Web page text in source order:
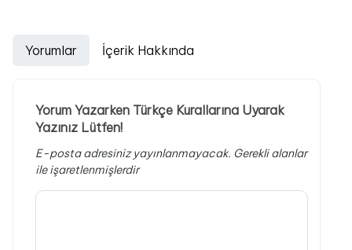
Yorumlar İçerik Hakkında
Yorum Yazarken Türkçe Kurallarına Uyarak
Yazınız Lütfen!
E-posta adresiniz yayınlanmayacak. Gerekli alanlar
ile işaretlenmişlerdir